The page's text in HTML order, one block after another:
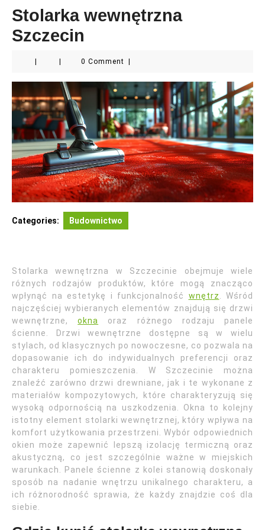
Stolarka wewnętrzna
Szczecin
0 Comment
Categories: Budownictwo
Stolarka wewnętrzna w Szczecinie obejmuje wiele
różnych rodzajów produktów, które mogą znacząco
wpłynąć na estetykę i funkcjonalność wnętrz . Wśród
najczęściej wybieranych elementów znajdują się drzwi
wewnętrzne,okna
oraz różnego rodzaju panele
ścienne. Drzwi wewnętrzne dostępne są w wielu
stylach, od klasycznych po nowoczesne, co pozwala na
dopasowanie ich do indywidualnych preferencji oraz
charakteru pomieszczenia. W Szczecinie można
znaleźć zarówno drzwi drewniane, jak i te wykonane z
materiałów kompozytowych, które charakteryzują się
wysoką odpornością na uszkodzenia. Okna to kolejny
istotny element stolarki wewnętrznej, który wpływa na
komfort użytkowania przestrzeni. Wybór odpowiednich
okien może zapewnić lepszą izolację termiczną oraz
akustyczną, co jest szczególnie ważne w miejskich
warunkach. Panele ścienne z kolei stanowią doskonały
sposób na nadanie wnętrzu unikalnego charakteru, a
ich różnorodność sprawia, że każdy znajdzie coś dla
siebie.